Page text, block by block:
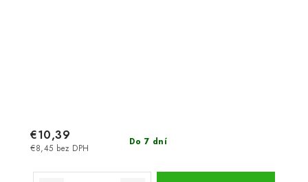
Do 7 dní
€8,45 bez DPH
€10,39